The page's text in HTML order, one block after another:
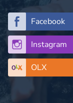
Facebook
Instagram
OLX